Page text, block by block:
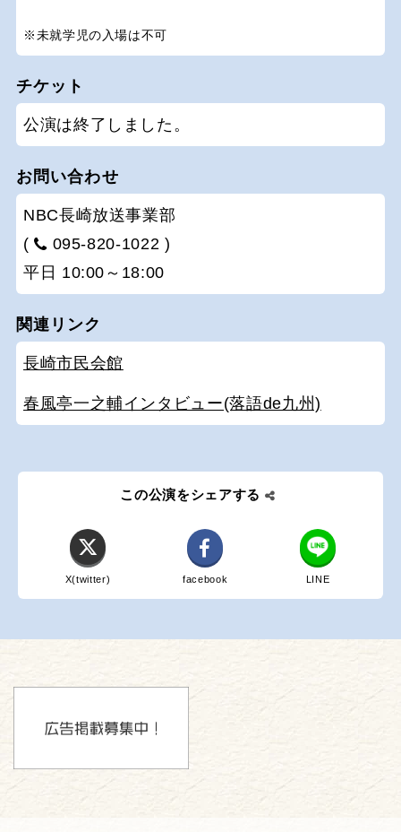
※未就学児の入場は不可
チケット
公演は終了しました。
お問い合わせ
NBC長崎放送事業部
(
095-820-1022 )
平日 10:00～18:00
関連リンク
長崎市民会館
春風亭一之輔インタビュー(落語de九州)
この公演をシェアする
X(twitter) facebook LINE